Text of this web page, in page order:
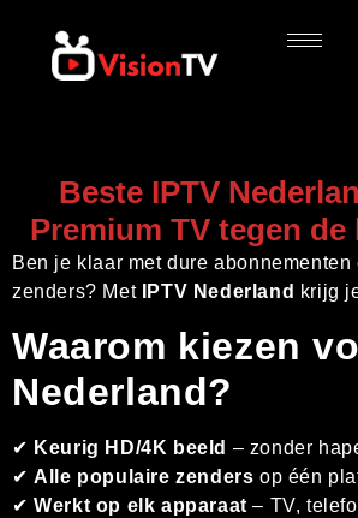
Beste IPTV
Premium TV tegen
Ben je klaar met dure abonnementen
zenders? Met
IPTV Nederland krijg
Waarom kiezen
Nederland?
✔ Keurig HD/4K beeld – zonder
✔Alle populaire zenders op één
✔Werkt op elk apparaat– TV,